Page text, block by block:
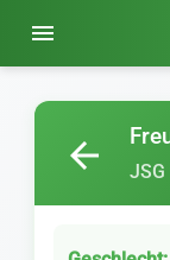
menu
arrow_back